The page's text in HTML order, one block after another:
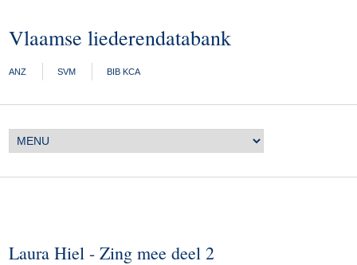
Vlaamse liederendatabank
ANZ SVM BIB KCA
Laura Hiel - Zing mee deel 2